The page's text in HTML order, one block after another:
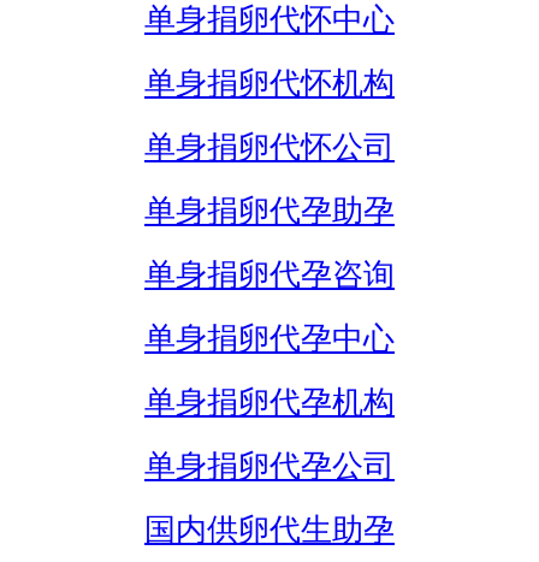
单身捐卵代怀中心
单身捐卵代怀机构
单身捐卵代怀公司
单身捐卵代孕助孕
单身捐卵代孕咨询
单身捐卵代孕中心
单身捐卵代孕机构
单身捐卵代孕公司
国内供卵代生助孕